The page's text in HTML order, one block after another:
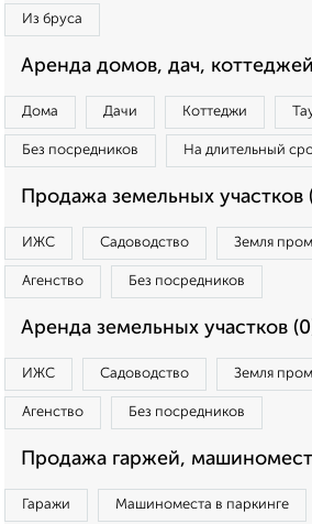
Из бруса
Аренда домов, дач,
Дома Дачи Коттеджи
Без посредников На длительный
Продажа земельных участков
ИЖС Садоводство Земля
Агенство Без посредников
Аренда земельных участков
ИЖС Садоводство Земля
Агенство Без посредников
Продажа гаржей,
Гаражи Машиноместа в паркинге